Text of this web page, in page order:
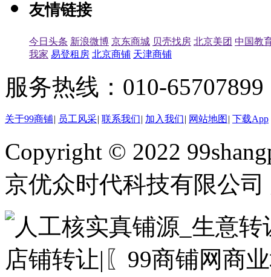
友情链接
今日头条 新浪微博 京东商城 贝壳找房 北京美团 中国教
我家 易登租房 北京商铺 天津商铺
服务热线：010-
关于99商铺| 员工风采| 联系我们| 加入我们| 网站地图 | 下载App
Copyright © 2022
京优众时代科技有限公